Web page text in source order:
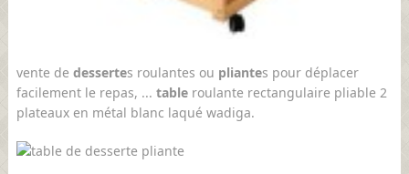
vente de dessertes roulantes ou pliantes pour déplacer
facilement le repas, ... tableroulante rectangulaire pliable 2
plateaux en métal blanc laqué wadiga.